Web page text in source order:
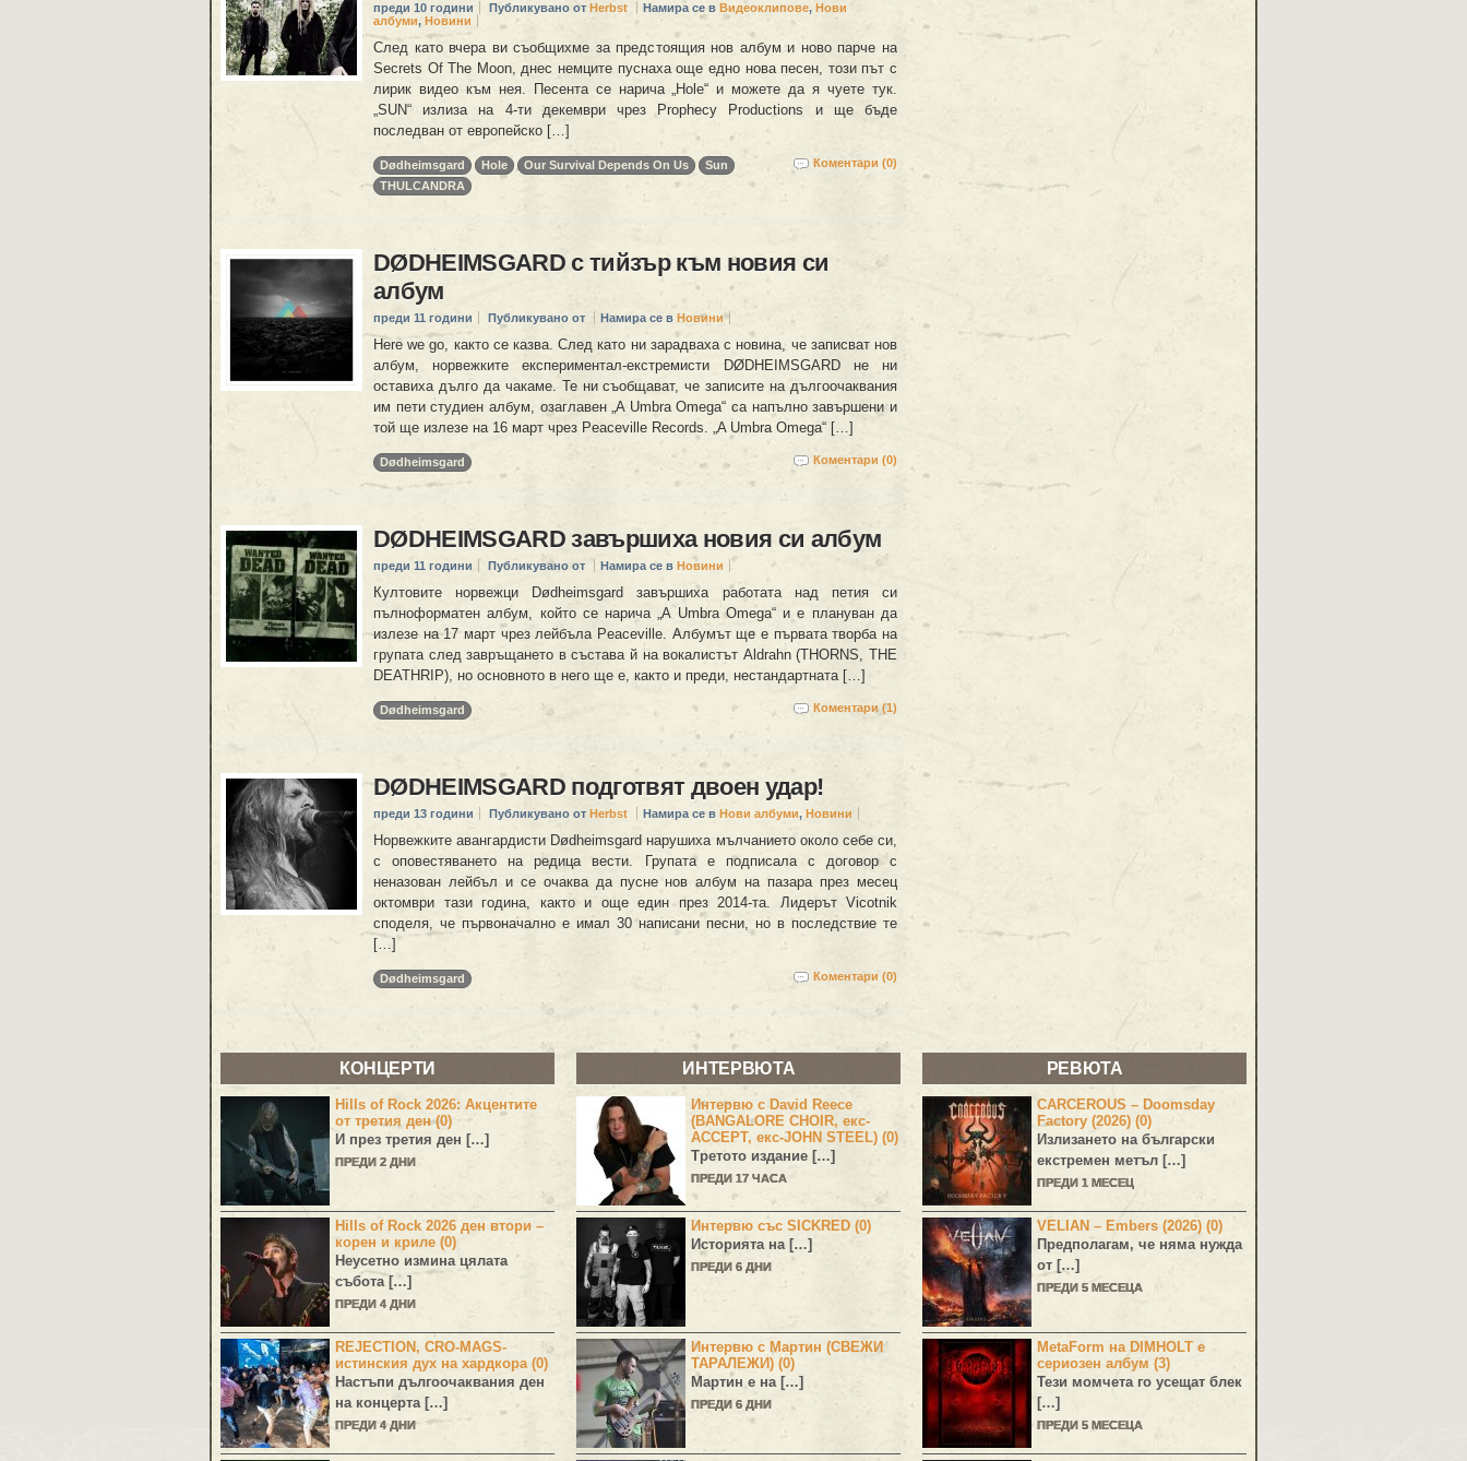
преди 10 години Публикувано от Herbst Намира се в Видеоклипове, Нови
албуми, Новини
След като вчера ви съобщихме за предстоящия нов албум и ново парче на
Secrets Of The Moon, днес немците пуснаха още едно нова песен, този път с
лирик видео към нея. Песента се нарича „Hole“ и можете да я чуете тук.
„SUN“ излиза на 4-ти декември чрез Prophecy Productions и ще бъде
последван от европейско […]
Коментари (0)
Dødheimsgard Hole Our Survival Depends On Us
Sun
THULCANDRA
DØDHEIMSGARD с тийзър към новия си
албум
преди 11 години Публикувано от Намира се в Новини
Here we go, както се казва. След като ни зарадваха с новина, че записват нов
албум, норвежките експериментал-екстремисти DØDHEIMSGARD не ни
оставиха дълго да чакаме. Те ни съобщават, че записите на дългоочаквания
им пети студиен албум, озаглавен „A Umbra Omega“ са напълно завършени и
той ще излезе на 16 март чрез Peaceville Records. „A Umbra Omega“ […]
Коментари (0)
Dødheimsgard
DØDHEIMSGARD завършиха новия си албум
преди 11 години Публикувано от Намира се в Новини
Култовите норвежци Dødheimsgard завършиха работата над петия си
пълноформатен албум, който се нарича „A Umbra Omega“ и е плануван да
излезе на 17 март чрез лейбъла Peaceville. Албумът ще е първата творба на
групата след завръщането в състава й на вокалистът Aldrahn (THORNS, THE
DEATHRIP), но основното в него ще е, както и преди, нестандартната […]
Коментари (1)
Dødheimsgard
DØDHEIMSGARD подготвят двоен удар!
преди 13 години Публикувано от Herbst Намира се в Нови албуми, Новини
Норвежките авангардисти Dødheimsgard нарушиха мълчанието около себе си,
с оповестяването на редица вести. Групата е подписала с договор с
неназован лейбъл и се очаква да пусне нов албум на пазара през месец
октомври тази година, както и още един през 2014-та. Лидерът Vicotnik
споделя, че първоначално е имал 30 написани песни, но в последствие те
[…]
Коментари (0)
Dødheimsgard
КОНЦЕРТИ
Hills of Rock 2026: Акцентите
от третия ден (0)
И през третия ден […]
ПРЕДИ 2 ДНИ
Hills of Rock 2026 ден втори –
корен и криле (0)
Неусетно измина цялата
събота […]
ПРЕДИ 4 ДНИ
REJECTION, CRO-MAGS-
истинския дух на хардкора (0)
Настъпи дългоочаквания ден
на концерта […]
ПРЕДИ 4 ДНИ
ИНТЕРВЮТА
Интервю с David Reece
(BANGALORE CHOIR, екс-
ACCEPT, екс-JOHN STEEL) (0)
Третото издание […]
ПРЕДИ 17 ЧАСА
Интервю със SICKRED (0)
Историята на […]
ПРЕДИ 6 ДНИ
Интервю с Мартин (СВЕЖИ
ТАРАЛЕЖИ) (0)
Мартин е на […]
ПРЕДИ 6 ДНИ
РЕВЮТА
CARCEROUS – Doomsday
Factory (2026) (0)
Излизането на български
екстремен метъл […]
ПРЕДИ 1 МЕСЕЦ
VELIAN – Embers (2026) (0)
Предполагам, че няма нужда
от […]
ПРЕДИ 5 МЕСЕЦА
MetaForm на DIMHOLT е
сериозен албум (3)
Тези момчета го усещат блек
[…]
ПРЕДИ 5 МЕСЕЦА